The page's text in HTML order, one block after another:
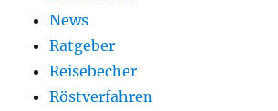
News
Ratgeber
Reisebecher
Röstverfahren